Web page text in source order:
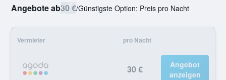
Angebote ab30 €/Günstigste Option: Preis pro Nacht
Vermieter pro Nacht
30 €
Angebot
anzeigen